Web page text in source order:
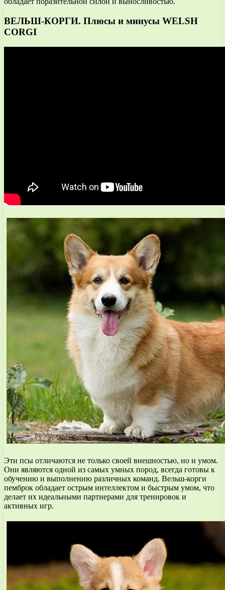
ВЕЛЬШ-КОРГИ. Плюсы и минусы WELSH
CORGI
Эти псы отличаются не только своей внешностью, но и умом.
Они являются одной из самых умных пород, всегда готовы к
обучению и выполнению различных команд. Вельш-корги
пемброк обладает острым интеллектом и быстрым умом, что
делает их идеальными партнерами для тренировок и
активных игр.